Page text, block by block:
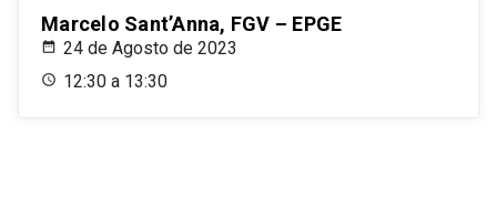
Marcelo Sant’Anna, FGV – EPGE
24 de Agosto de 2023
12:30 a 13:30